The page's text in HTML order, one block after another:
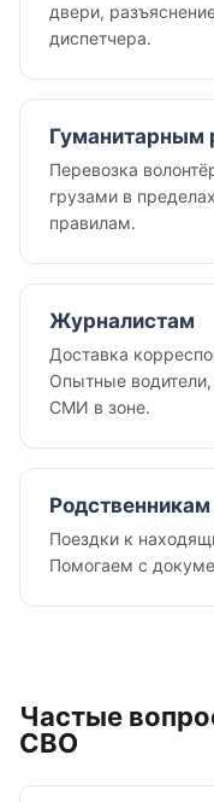
двери,
диспетчера.
Гуманитарным
Перевозка
грузами в
правилам.
Журналистам
Доставка
Опытные
СМИ в зоне.
Поездки к
Помогаем с
Частые
СВО